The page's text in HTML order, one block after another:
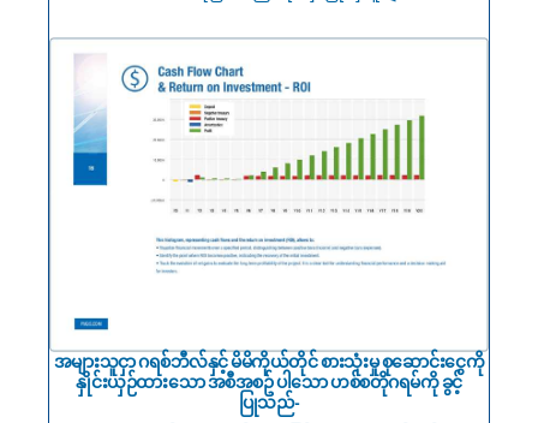
အများသူငှာ ဂရစ်ဘီလ်နှင့် မိမိကိုယ်တိုင် စားသုံးမှု စုဆောင်းငွေကို
နှိုင်းယှဉ်ထားသော အစီအစဥ် ပါသော ဟစ်စတိုဂရမ်ကို ခွင့်
ပြုသည်-